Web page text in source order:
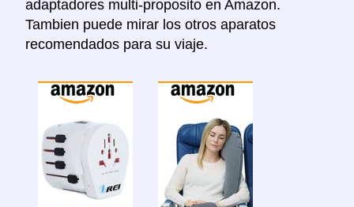
adaptadores multi-proposito en Amazon.
Tambien puede mirar los otros aparatos
recomendados para su viaje.